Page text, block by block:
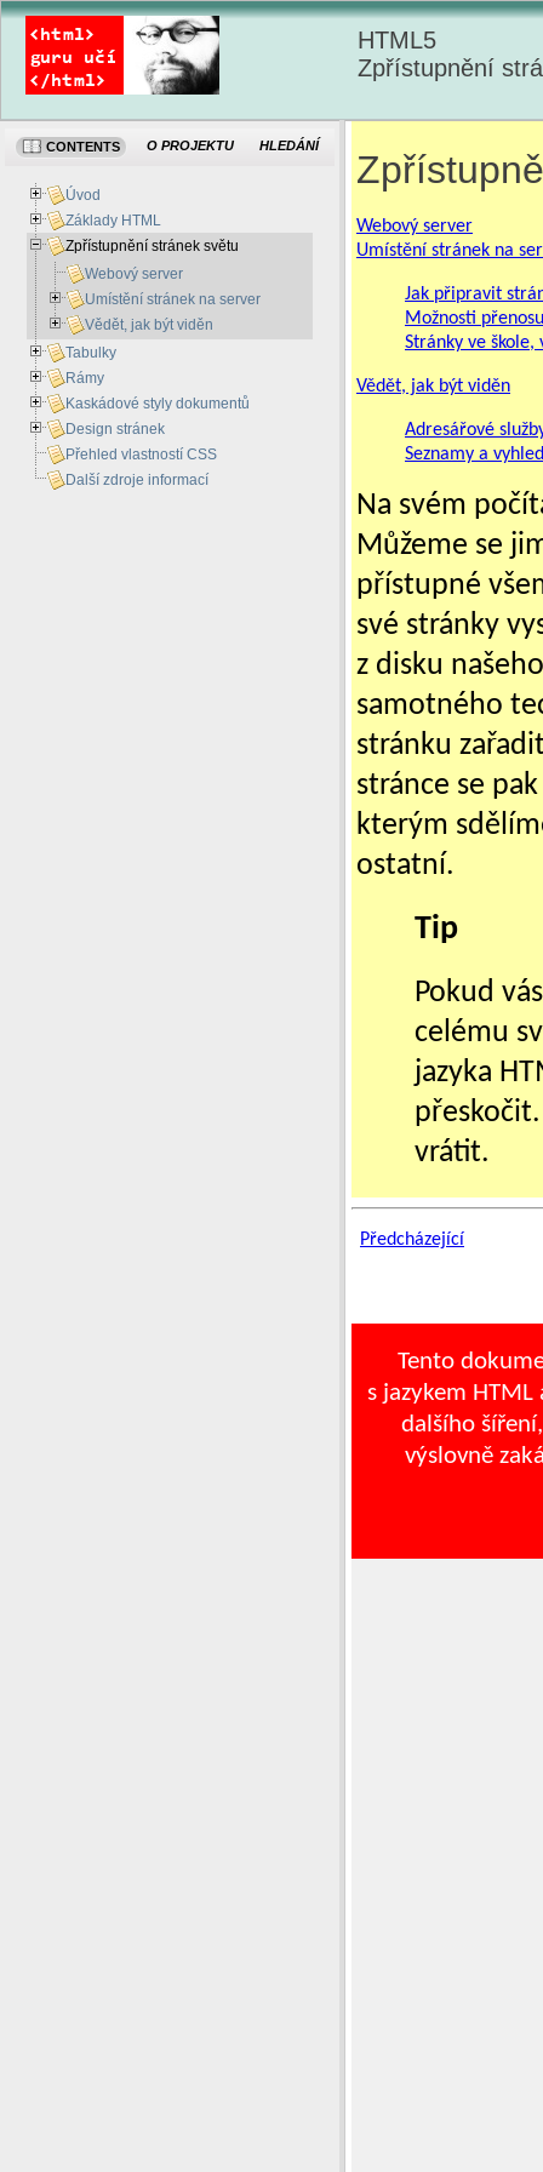
HTML5
Zpřístupnění
Webový server
Umístění stránek na
Jak připravit
Možnosti
Stránky ve
Vědět, jak být viděn
Adresářové
Seznamy a
Na svém
Můžeme se
přístupné
své stránky
z disku
samotného
stránku
stránce se
kterým
ostatní.
Tip
Pokud
celému
jazyka
vrátit.
Předcházející
Tento
s jazykem
dalšího
výslovně
CONTENTS O PROJEKTU HLEDÁNÍ
Úvod
Základy HTML
Zpřístupnění stránek světu
Webový server
Umístění stránek na server
Vědět, jak být viděn
Tabulky
Rámy
Kaskádové styly dokumentů
Design stránek
Přehled vlastností CSS
Další zdroje informací